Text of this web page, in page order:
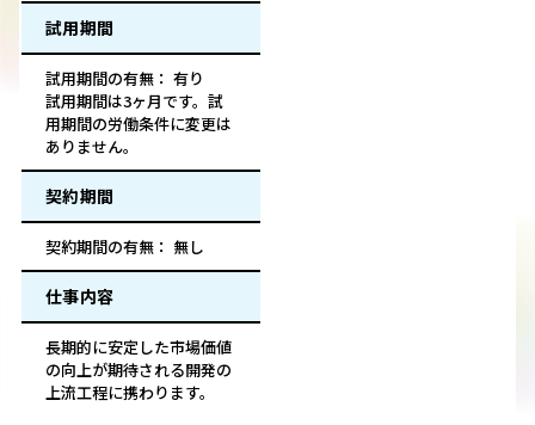
試用期間
試用期間の有無： 有り
試用期間は3ヶ月です。試
用期間の労働条件に変更は
ありません。
契約期間
契約期間の有無： 無し
仕事内容
長期的に安定した市場価値
の向上が期待される開発の
上流工程に携わります。